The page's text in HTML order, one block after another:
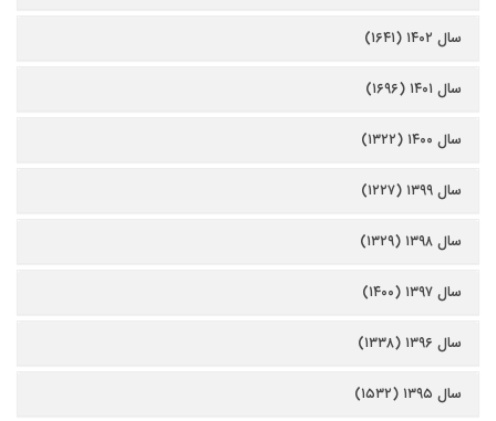
سال ۱۴۰۲ (۱۶۴۱)
سال ۱۴۰۱ (۱۶۹۶)
سال ۱۴۰۰ (۱۳۲۲)
سال ۱۳۹۹ (۱۲۲۷)
سال ۱۳۹۸ (۱۳۲۹)
سال ۱۳۹۷ (۱۴۰۰)
سال ۱۳۹۶ (۱۳۳۸)
سال ۱۳۹۵ (۱۵۳۲)